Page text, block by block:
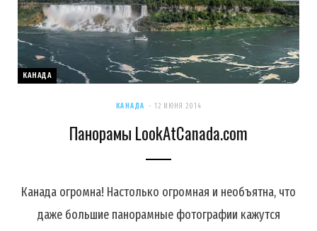
КАНАДА
КАНАДА 12 ИЮНЯ 2014
Панорамы LookAtCanada.com
Канада огромна! Настолько огромная и необъятна, что
даже большие панорамные фотографии кажутся